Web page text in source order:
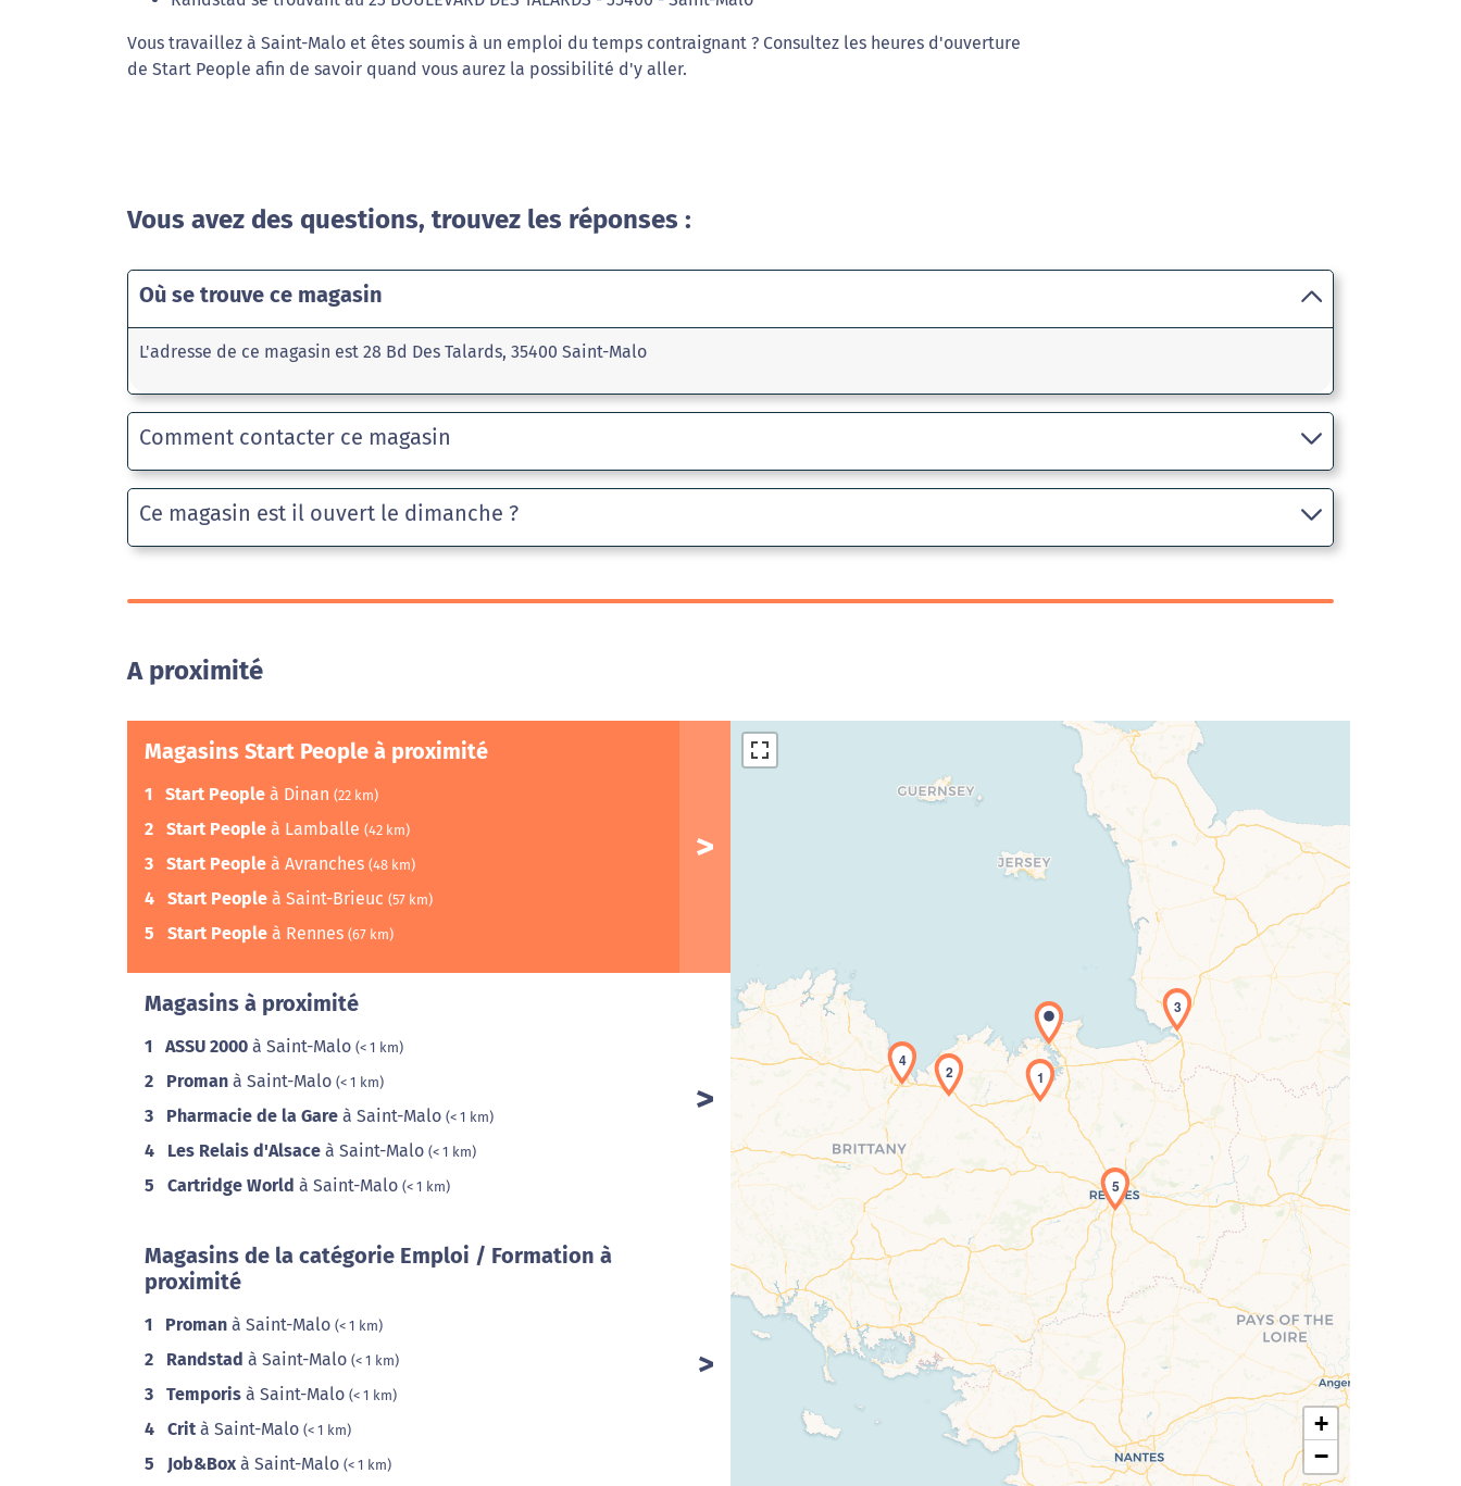
Vous travaillez à Saint-Malo et êtes soumis à un emploi du temps contraignant ? Consultez les heures d'ouverture
de Start People afin de savoir quand vous aurez la possibilité d'y aller.
Vous avez des questions, trouvez les réponses :
Où se trouve ce magasin
L'adresse de ce magasin est 28 Bd Des Talards, 35400 Saint-Malo
Comment contacter ce magasin
Ce magasin est il ouvert le dimanche ?
A proximité
Magasins Start People à proximité
1 Start People à Dinan (22 km)
2 Start People à Lamballe (42 km)
3 Start People à Avranches (48 km)
4 Start People à Saint-Brieuc (57 km)
5 Start People à Rennes (67 km)
Magasins à proximité
1 ASSU 2000 à Saint-Malo (< 1 km)
2 Proman à Saint-Malo (< 1 km)
3 Pharmacie de la Gare à Saint-Malo (< 1 km)
4 Les Relais d'Alsace à Saint-Malo (< 1 km)
5 Cartridge World à Saint-Malo (< 1 km)
Magasins de la catégorie Emploi / Formation à
proximité
1 Proman à Saint-Malo (< 1 km)
2 Randstad à Saint-Malo (< 1 km)
3 Temporis à Saint-Malo (< 1 km)
4 Crit à Saint-Malo (< 1 km)
5 Job&Box à Saint-Malo (< 1 km)
Chargement de la carte en cours...
1
2
3
4
5
+
−